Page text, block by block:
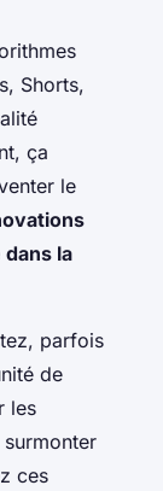
Shorts,
ça
le
la
parfois
de
les
ces